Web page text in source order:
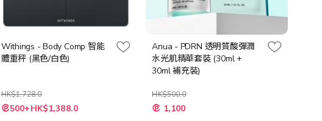
Withings - Body Comp 智能
體重秤 (黑色/白色)
HK$1,728.0
500+HK$1,388.0
Anua - PDRN 透明質酸彈潤
水光肌精華套裝 (30ml +
30ml 補充裝)
HK$500.0
特
殊 1,100